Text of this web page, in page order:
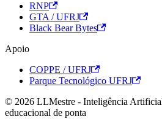
RNP
GTA / UFRJ
Black Bear Bytes
Apoio
COPPE / UFRJ
Parque Tecnológico UFRJ
© 2026 LLMestre - Inteligência
educacional de ponta